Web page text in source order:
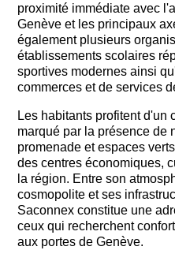
proximité immédiate avec
Genève et les principaux
également plusieurs
établissements scolaires
sportives modernes ainsi
commerces et de services
Les habitants profitent d'un
marqué par la présence de
promenade et espaces
des centres économiques,
la région. Entre son
cosmopolite et ses
Saconnex constitue une
ceux qui recherchent
aux portes de Genève.